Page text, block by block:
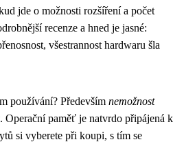
jde o možnosti rozšíření a počet
recenze a hned je jasné:
všestrannost hardwaru šla
používání? Především nemožnost
. Operační paměť je natvrdo připájená k
si vyberete při koupi, s tím se